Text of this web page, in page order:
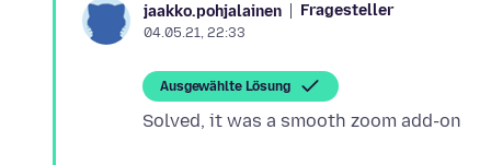
jaakko.pohjalainen Fragesteller
04.05.21, 22:33
Ausgewählte Lösung